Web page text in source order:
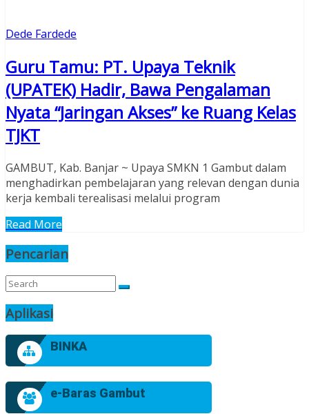
Dede Fardede
Guru Tamu: PT. Upaya Teknik
(UPATEK) Hadir, Bawa Pengalaman
Nyata “Jaringan Akses” ke Ruang Kelas
TJKT
GAMBUT, Kab. Banjar ~ Upaya SMKN 1 Gambut dalam
menghadirkan pembelajaran yang relevan dengan dunia
kerja kembali terealisasi melalui program
Read More
Pencarian
Aplikasi
BINKA
e-Baras Gambut